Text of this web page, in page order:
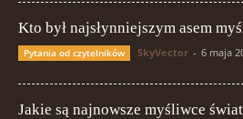
Kto był najsłynniejszym asem
Pytania od czytelników SkyVector - 6 maja
Jakie są najnowsze myśliwce